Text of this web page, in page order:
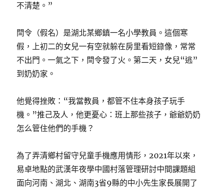
不清楚。”
閆令（假名）是湖北某鄉鎮一名小學教員。這個寒
假，上初二的女兒一有空就躲在房里看短錄像，常常
不出門。一氣之下，閆令發了火。第二天，女兒“逃”
到奶奶家。
他覺得挫敗：“我當教員，都管不住本身孩子玩手
機。”推己及人，他更憂心：班上那些孩子，爺爺奶奶
怎么管住他們的手機？
為了弄清鄉村留守兒童手機應用情形，2021年以來，
易卓地點的武漢年夜學中國村落管理研討中間課題組
面向河南、湖北、湖南3省9縣的中小先生家長展開了